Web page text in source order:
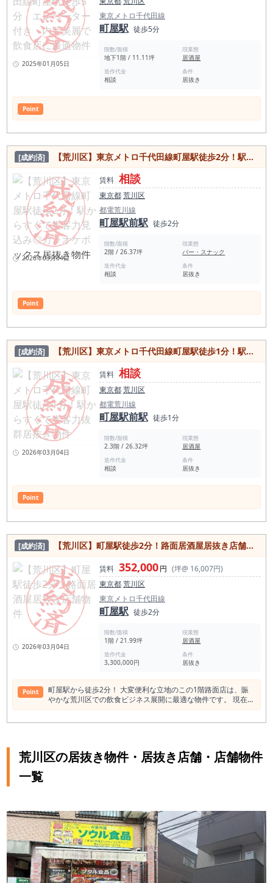
2025年01月05日
東京メトロ千代田線
町屋駅 徒歩5分
階数/面積
地下1階 / 11.11坪
現業態
居酒屋
造作代金
相談
条件
居抜き
Point
[成約済] 【荒川区】東京メトロ千代田線町屋駅徒歩2分！駅からすぐで集客力見込み◎カラオケボックス居抜き物件
2026年03月04日
賃料 相談
東京都荒川区
都電荒川線
町屋駅前駅 徒歩2分
階数/面積
2階 / 26.37坪
現業態
バー・スナック
造作代金
相談
条件
居抜き
Point
[成約済] 【荒川区】東京メトロ千代田線町屋駅徒歩1分！駅からすぐで集客力抜群居抜き物件
2026年03月04日
賃料 相談
東京都荒川区
都電荒川線
町屋駅前駅 徒歩1分
階数/面積
2.3階 / 26.32坪
現業態
居酒屋
造作代金
相談
条件
居抜き
Point
[成約済] 【荒川区】町屋駅徒歩2分！路面居酒屋居抜き店舗物件
2026年03月04日
賃料 352,000円 (坪@ 16,007円)
東京都荒川区
東京メトロ千代田線
町屋駅 徒歩2分
階数/面積
1階 / 21.99坪
現業態
居酒屋
造作代金
3,300,000円
条件
居抜き
Point
町屋駅から徒歩2分！ 大変便利な立地のこの1階路面店は、賑
やかな荒川区での飲食ビジネス展開に最適な物件です。 現在居
抜き状態の居酒屋として内装が整っており、契約後直ぐに事業
も期待できます。 この物件は、交通のアクセスが良く、都電荒
川線の町屋駅前駅もすぐ近く、客足が絶えない立地です。 さら
の第一歩をこの物件でチャレンジしてみませんか？ 町屋駅の店
舗賃料相場情報（直近1年間） 平均坪単価 17,158円 最も高い
坪単価 59,879円 最低坪単価 6,655円 一番多い階 地上１階 町屋
駅の平均賃料相場年別推移（2021年〜2024年） 平均坪単価
2024年 16,525円 2023年 16,768円 2022年 14,584円 2021年
17,821円 ＜町屋駅飲食店数 329店 食べログ調べ＞ 居酒
屋 104店 和食 101店 カフェ 40店 洋食・西洋料理
荒川区の居抜き物件・居抜き店舗・店舗物件
一覧